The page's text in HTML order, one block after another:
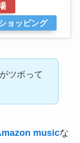
ョッピング
ツボって
musicな